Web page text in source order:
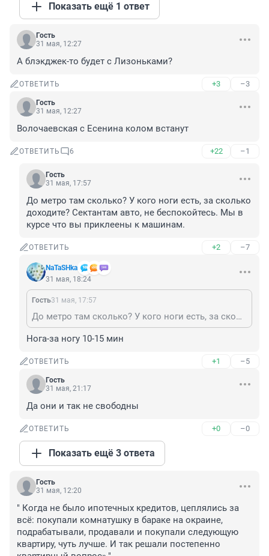
Показать ещё 1 ответ
Гость
31 мая, 12:27
А блэкджек-то будет с Лизоньками?
ОТВЕТИТЬ +3 –3
Гость
31 мая, 12:27
Волочаевская с Есенина колом встанут
ОТВЕТИТЬ 6 +22 –1
Гость
31 мая, 17:57
До метро там сколько? У кого ноги есть, за сколько
доходите? Сектантам авто, не беспокойтесь. Мы в
курсе что вы приклеены к машинам.
ОТВЕТИТЬ +2 –7
NaTaSHka
31 мая, 18:24
Гость31 мая, 17:57
До метро там сколько? У кого ноги есть, за сколько доходите? Сектантам авто, не беспокойтесь. Мы в курсе что вы приклеены к машинам.
Нога-за ногу 10-15 мин
ОТВЕТИТЬ +1 –5
Гость
31 мая, 21:17
Да они и так не свободны
ОТВЕТИТЬ +0 –0
Показать ещё 3 ответа
Гость
31 мая, 12:20
" Когда не было ипотечных кредитов, цеплялись за
всё: покупали комнатушку в бараке на окраине,
подрабатывали, продавали и покупали следующую
квартиру, чуть лучше. И так решали постепенно